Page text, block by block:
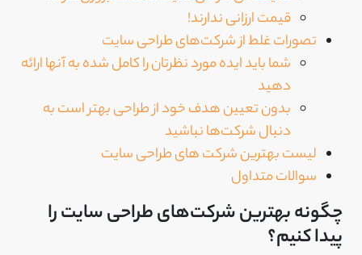
قیمت ارزانی ندارند!
تصورات غلط از شرکت‌های طراحی سایت
شما باید ایده مورد نظرتان را کامل شده به آنها ارائه
دهید
بدون تعیین هدف خود از طراحی بهتر است به
دنبال شرکت‌ها نباشید
لیست بهترین شرکت های طراحی سایت
سوالات متداول
چگونه بهترین شرکت‌های طراحی سایت را
پیدا کنیم؟